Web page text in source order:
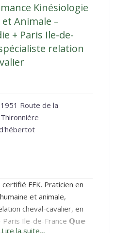
Kinésiologie
Animale –
+ Paris Ile-de-
relation
1951 Route de la
FFK. Praticien en
et animale,
cheval-cavalier, en
Paris Ile-de-France 𝗤𝘂𝗲
Lire la suite…